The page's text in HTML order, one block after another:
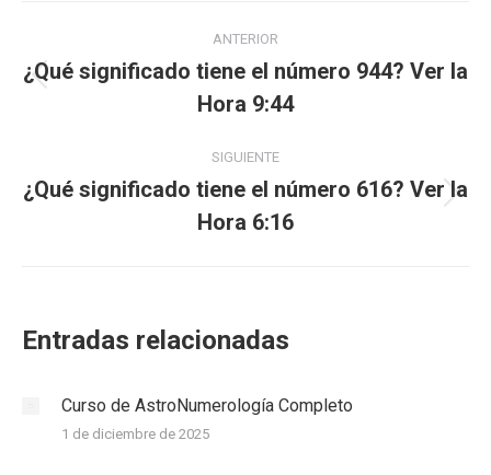
Navegación
entre
publicaciones
ANTERIOR
anterior:
¿Qué significado tiene el número 944? Ver la
Hora 9:44
SIGUIENTE
siguiente:
¿Qué significado tiene el número 616? Ver la
Hora 6:16
Entradas relacionadas
Curso de AstroNumerología Completo
1 de diciembre de 2025